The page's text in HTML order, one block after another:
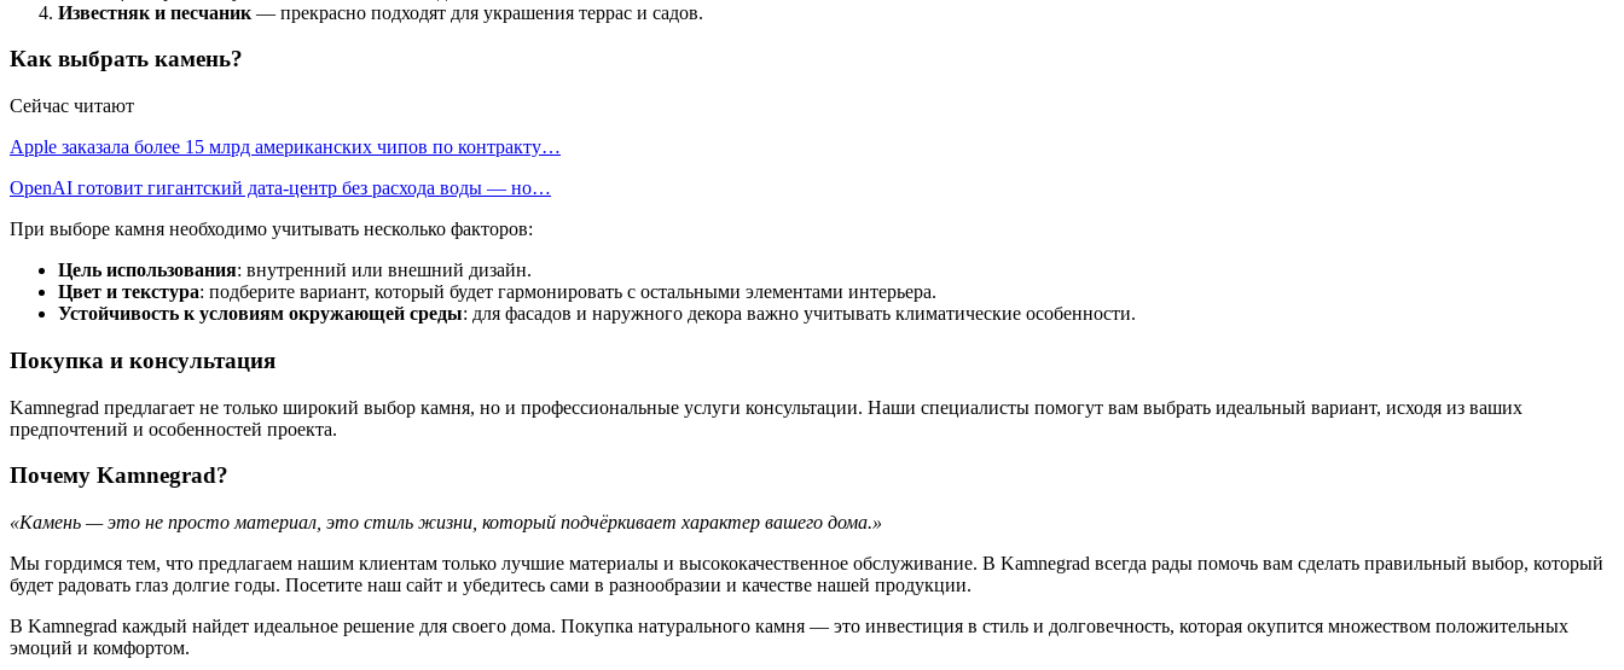
Известняк и песчаник — прекрасно подходят для украшения террас и садов.
Как выбрать камень?
Сейчас читают
Apple заказала более 15 млрд американских чипов по контракту…
OpenAI готовит гигантский дата-центр без расхода воды — но…
При выборе камня необходимо учитывать несколько факторов:
Цель использования: внутренний или внешний дизайн.
Цвет и текстура: подберите вариант, который будет гармонировать с остальными элементами интерьера.
Устойчивость к условиям окружающей среды: для фасадов и наружного декора важно учитывать климатические особенности.
Покупка и консультация
Kamnegrad предлагает не только широкий выбор камня, но и профессиональные услуги консультации. Наши специалисты помогут вам выбрать идеальный вариант, исходя из ваших
предпочтений и особенностей проекта.
Почему Kamnegrad?
«Камень — это не просто материал, это стиль жизни, который подчёркивает характер вашего дома.»
Мы гордимся тем, что предлагаем нашим клиентам только лучшие материалы и высококачественное обслуживание. В Kamnegrad всегда рады помочь вам сделать правильный выбор, который
будет радовать глаз долгие годы. Посетите наш сайт и убедитесь сами в разнообразии и качестве нашей продукции.
В Kamnegrad каждый найдет идеальное решение для своего дома. Покупка натурального камня — это инвестиция в стиль и долговечность, которая окупится множеством положительных
эмоций и комфортом.